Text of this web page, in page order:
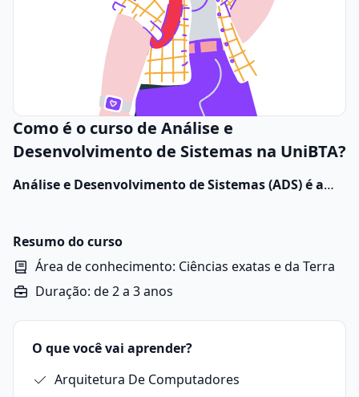
Como é o curso de Análise e
Desenvolvimento de Sistemas na UniBTA?
Análise e Desenvolvimento de Sistemas (ADS) é a
software que atendam às necessidades de
empresas, instituições e usuários.
Resumo do curso
Área de conhecimento: Ciências exatas e da Terra
Duração: de 2 a 3 anos
O que você vai aprender?
Arquitetura De Computadores